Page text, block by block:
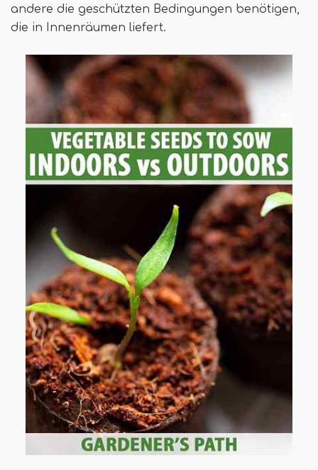
andere die geschützten Bedingungen benötigen,
die in Innenräumen liefert.